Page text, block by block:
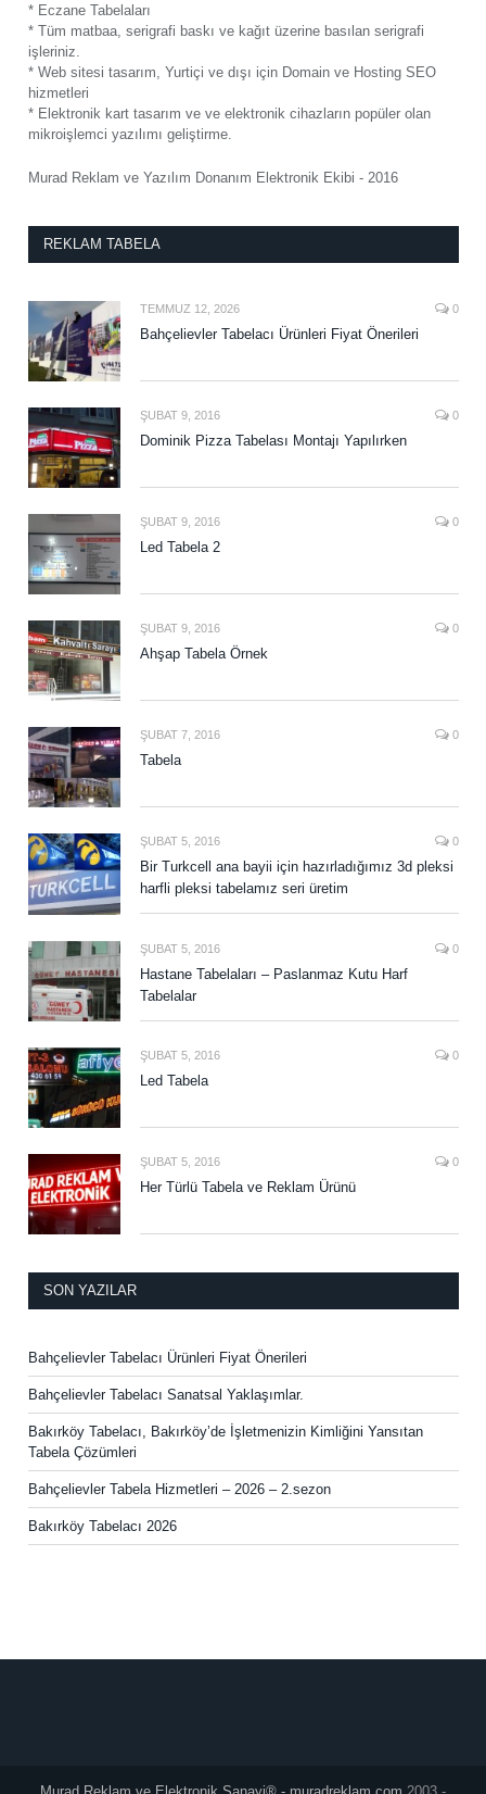
* Eczane Tabelaları
* Tüm matbaa, serigrafi baskı ve kağıt üzerine basılan serigrafi
işleriniz.
* Web sitesi tasarım, Yurtiçi ve dışı için Domain ve Hosting SEO
hizmetleri
* Elektronik kart tasarım ve ve elektronik cihazların popüler olan
mikroişlemci yazılımı geliştirme.
Murad Reklam ve Yazılım Donanım Elektronik Ekibi - 2016
REKLAM TABELA
TEMMUZ 12, 2026 0
Bahçelievler Tabelacı Ürünleri Fiyat Önerileri
ŞUBAT 9, 2016 0
Dominik Pizza Tabelası Montajı Yapılırken
ŞUBAT 9, 2016 0
Led Tabela 2
ŞUBAT 9, 2016 0
Ahşap Tabela Örnek
ŞUBAT 7, 2016 0
Tabela
ŞUBAT 5, 2016 0
Bir Turkcell ana bayii için hazırladığımız 3d pleksi
harfli pleksi tabelamız seri üretim
ŞUBAT 5, 2016 0
Hastane Tabelaları – Paslanmaz Kutu Harf
Tabelalar
ŞUBAT 5, 2016 0
Led Tabela
ŞUBAT 5, 2016 0
Her Türlü Tabela ve Reklam Ürünü
SON YAZILAR
Bahçelievler Tabelacı Ürünleri Fiyat Önerileri
Bahçelievler Tabelacı Sanatsal Yaklaşımlar.
Bakırköy Tabelacı, Bakırköy’de İşletmenizin Kimliğini Yansıtan
Tabela Çözümleri
Bahçelievler Tabela Hizmetleri – 2026 – 2.sezon
Bakırköy Tabelacı 2026